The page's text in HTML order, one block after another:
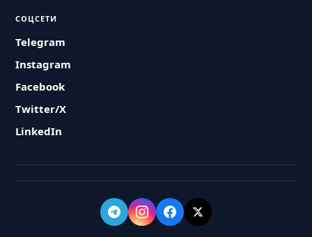
СОЦСЕТИ
Telegram
Instagram
Facebook
Twitter/X
LinkedIn